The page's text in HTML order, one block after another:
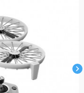
chevron_right